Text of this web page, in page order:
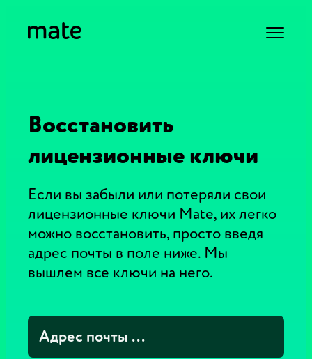
Восстановить
лицензионные ключи
Если вы забыли или потеряли свои
лицензионные ключи Mate, их легко
можно восстановить, просто введя
адрес почты в поле ниже. Мы
вышлем все ключи на него.